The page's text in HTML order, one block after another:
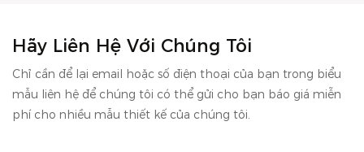
Hãy Liên Hệ Với Chúng Tôi
Chỉ cần để lại email hoặc số điện thoại của bạn trong biểu
mẫu liên hệ để chúng tôi có thể gửi cho bạn báo giá miễn
phí cho nhiều mẫu thiết kế của chúng tôi.